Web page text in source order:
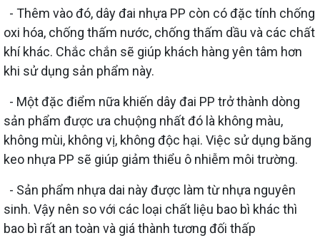
- Thêm vào đó, dây đai nhựa PP còn có đặc tính chống
oxi hóa, chống thấm nước, chống thấm dầu và các chất
khí khác. Chắc chắn sẽ giúp khách hàng yên tâm hơn
khi sử dụng sản phẩm này.
- Một đặc điểm nữa khiến dây đai PP trở thành dòng
sản phẩm được ưa chuộng nhất đó là không màu,
không mùi, không vị, không độc hại. Việc sử dụng băng
keo nhựa PP sẽ giúp giảm thiểu ô nhiễm môi trường.
- Sản phẩm nhựa dai này được làm từ nhựa nguyên
sinh. Vậy nên so với các loại chất liệu bao bì khác thì
bao bì rất an toàn và giá thành tương đối thấp